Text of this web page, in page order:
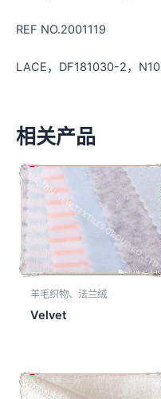
REF NO.2001119
LACE，DF181030-2，
相关产品
羊毛织物、法兰绒
Velvet